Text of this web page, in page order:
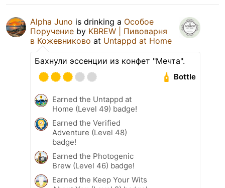
Alpha Juno is drinking a Особое
Поручение by KBREW | Пивоварня
в Кожевниково at Untappd at Home
Бахнули эссенции из конфет "Мечта".
Bottle
Earned the Untappd at
Home (Level 49) badge!
Earned the Verified
Adventure (Level 48)
badge!
Earned the Photogenic
Brew (Level 46) badge!
Earned the Keep Your Wits